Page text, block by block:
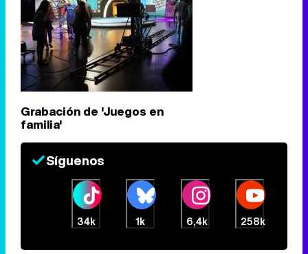
Grabación de 'Juegos en
familia'
Síguenos
34k 1k 6,4k 258k